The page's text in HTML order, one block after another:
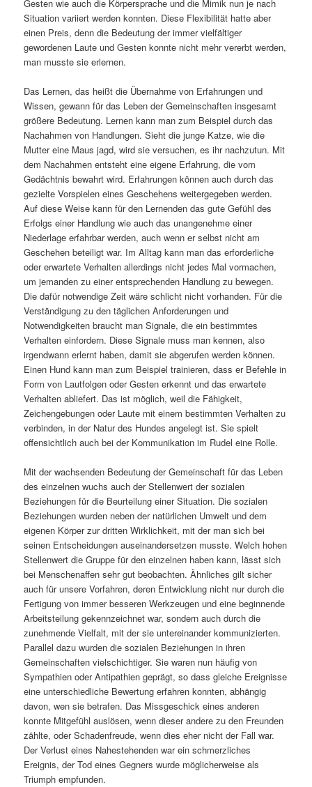
Gesten wie auch die Körpersprache und die Mimik nun je nach
Situation variiert werden konnten. Diese Flexibilität hatte aber
einen Preis, denn die Bedeutung der immer vielfältiger
gewordenen Laute und Gesten konnte nicht mehr vererbt werden,
man musste sie erlernen.
Das Lernen, das heißt die Übernahme von Erfahrungen und
Wissen, gewann für das Leben der Gemeinschaften insgesamt
größere Bedeutung. Lernen kann man zum Beispiel durch das
Nachahmen von Handlungen. Sieht die junge Katze, wie die
Mutter eine Maus jagd, wird sie versuchen, es ihr nachzutun. Mit
dem Nachahmen entsteht eine eigene Erfahrung, die vom
Gedächtnis bewahrt wird. Erfahrungen können auch durch das
gezielte Vorspielen eines Geschehens weitergegeben werden.
Auf diese Weise kann für den Lernenden das gute Gefühl des
Erfolgs einer Handlung wie auch das unangenehme einer
Niederlage erfahrbar werden, auch wenn er selbst nicht am
Geschehen beteiligt war. Im Alltag kann man das erforderliche
oder erwartete Verhalten allerdings nicht jedes Mal vormachen,
um jemanden zu einer entsprechenden Handlung zu bewegen.
Die dafür notwendige Zeit wäre schlicht nicht vorhanden. Für die
Verständigung zu den täglichen Anforderungen und
Notwendigkeiten braucht man Signale, die ein bestimmtes
Verhalten einfordern. Diese Signale muss man kennen, also
irgendwann erlernt haben, damit sie abgerufen werden können.
Einen Hund kann man zum Beispiel trainieren, dass er Befehle in
Form von Lautfolgen oder Gesten erkennt und das erwartete
Verhalten abliefert. Das ist möglich, weil die Fähigkeit,
Zeichengebungen oder Laute mit einem bestimmten Verhalten zu
verbinden, in der Natur des Hundes angelegt ist. Sie spielt
offensichtlich auch bei der Kommunikation im Rudel eine Rolle.
Mit der wachsenden Bedeutung der Gemeinschaft für das Leben
des einzelnen wuchs auch der Stellenwert der sozialen
Beziehungen für die Beurteilung einer Situation. Die sozialen
Beziehungen wurden neben der natürlichen Umwelt und dem
eigenen Körper zur dritten Wirklichkeit, mit der man sich bei
seinen Entscheidungen auseinandersetzen musste. Welch hohen
Stellenwert die Gruppe für den einzelnen haben kann, lässt sich
bei Menschenaffen sehr gut beobachten. Ähnliches gilt sicher
auch für unsere Vorfahren, deren Entwicklung nicht nur durch die
Fertigung von immer besseren Werkzeugen und eine beginnende
Arbeitsteilung gekennzeichnet war, sondern auch durch die
zunehmende Vielfalt, mit der sie untereinander kommunizierten.
Parallel dazu wurden die sozialen Beziehungen in ihren
Gemeinschaften vielschichtiger. Sie waren nun häufig von
Sympathien oder Antipathien geprägt, so dass gleiche Ereignisse
eine unterschiedliche Bewertung erfahren konnten, abhängig
davon, wen sie betrafen. Das Missgeschick eines anderen
konnte Mitgefühl auslösen, wenn dieser andere zu den Freunden
zählte, oder Schadenfreude, wenn dies eher nicht der Fall war.
Der Verlust eines Nahestehenden war ein schmerzliches
Ereignis, der Tod eines Gegners wurde möglicherweise als
Triumph empfunden.